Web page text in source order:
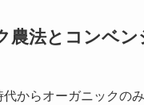
農法とコンベ
からオーガニックの